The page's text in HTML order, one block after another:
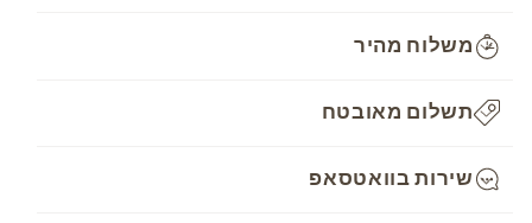
Mouline
-
-
משלוח מהיר
תשלום מאובטח
שירות בוואטסאפ